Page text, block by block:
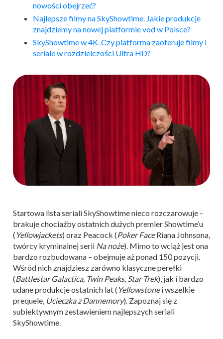
nowości obejrzeć?
Najlepsze filmy na SkyShowtime. Jakie produkcje
znajdziemy na nowej platformie vod w Polsce?
SkyShowtime w 4K. Czy platforma zaoferuje filmy i
seriale w rozdzielczości Ultra HD?
Startowa lista seriali SkyShowtime nieco rozczarowuje –
brakuje chociażby ostatnich dużych premier Showtime’u
( Yellowjackets) oraz Peacock (Poker FaceRiana Johnsona,
twórcy kryminalnej serii Na noże). Mimo to wciąż jest ona
bardzo rozbudowana – obejmuje aż ponad 150 pozycji.
Wśród nich znajdziesz zarówno klasyczne perełki
(Battlestar Galactica, Twin Peaks, Star Trek), jak i bardzo
udane produkcje ostatnich lat ( Yellowstonei wszelkie
prequele, Ucieczka z Dannemory). Zapoznaj się z
subiektywnym zestawieniem najlepszych seriali
SkyShowtime.